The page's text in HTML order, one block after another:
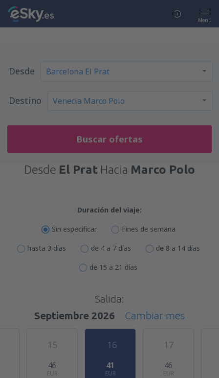
Menú
Desde
Destino
Buscar ofertas
Desde El Prat Hacia Marco Polo
Duración del viaje:
Sin especificar Fines de semana
hasta 3 días de 4 a 7 días de 8 a 14 días
de 15 a 21 días
Salida:
Septiembre 2026
Cambiar mes
15
46
EUR
16
41
EUR
17
46
EUR